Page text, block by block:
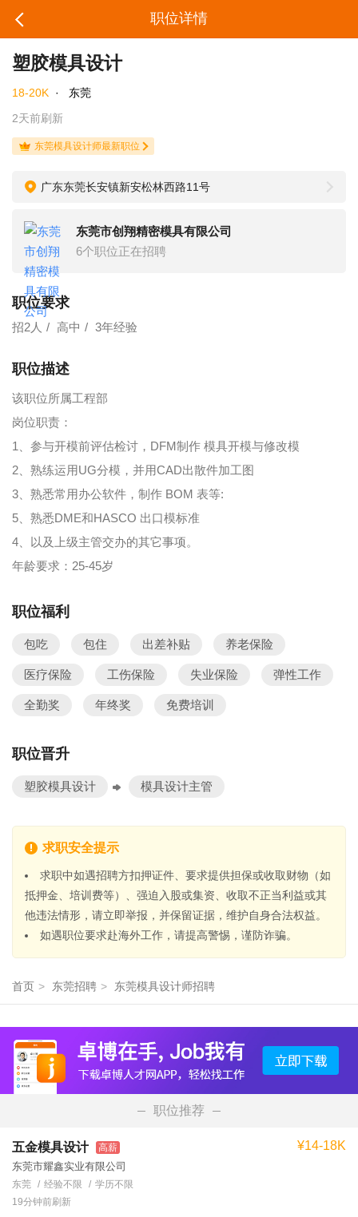
职位详情
塑胶模具设计
18-20K ·
东莞
2天前刷新
东莞模具设计师最新职位
广东东莞长安镇新安松林西路11号
东莞市创翔精密模具有限公司
6个职位正在招聘
职位要求
招2人 高中 3年经验
职位描述
该职位所属工程部
岗位职责：
1、参与开模前评估检讨，DFM制作 模具开模与修改模
2、熟练运用UG分模，并用CAD出散件加工图
3、熟悉常用办公软件，制作 BOM 表等:
5、熟悉DME和HASCO 出口模标准
4、以及上级主管交办的其它事项。
年龄要求：25-45岁
职位福利
包吃 包住 出差补贴 养老保险
医疗保险 工伤保险 失业保险 弹性工作
全勤奖 年终奖 免费培训
职位晋升
塑胶模具设计 模具设计主管
求职安全提示
求职中如遇招聘方扣押证件、要求提供担保或收取财物（如
抵押金、培训费等）、强迫入股或集资、收取不正当利益或其
他违法情形，请立即举报，并保留证据，维护自身合法权益。
如遇职位要求赴海外工作，请提高警惕，谨防诈骗。
首页 > 东莞招聘 > 东莞模具设计师招聘
职位推荐
五金模具设计 高薪
东莞市耀鑫实业有限公司
¥14-18K
东莞 经验不限
学历不限
19分钟前刷新